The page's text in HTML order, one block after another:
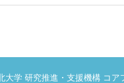
大学 研究推進・支援機構 コア